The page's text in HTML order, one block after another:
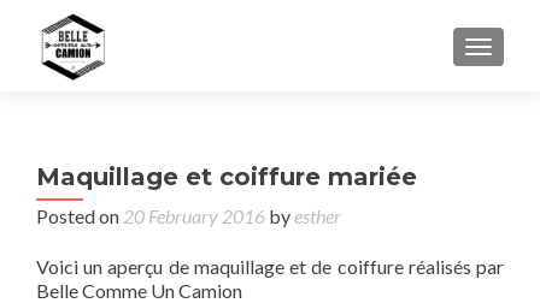
Maquillage et coiffure mariée
Posted on 20 February 2016 byesther
Voici un aperçu de maquillage et de coiffure réalisés par
Belle Comme Un Camion